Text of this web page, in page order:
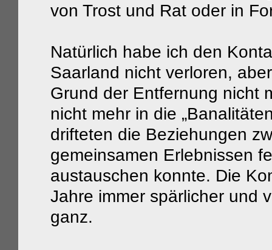
von Trost und Rat oder in
Natürlich habe ich den
Saarland nicht verloren,
Grund der Entfernung nicht
nicht mehr in die
drifteten die Beziehungen
gemeinsamen Erlebnissen
austauschen konnte. Die
Jahre immer spärlicher und
ganz.